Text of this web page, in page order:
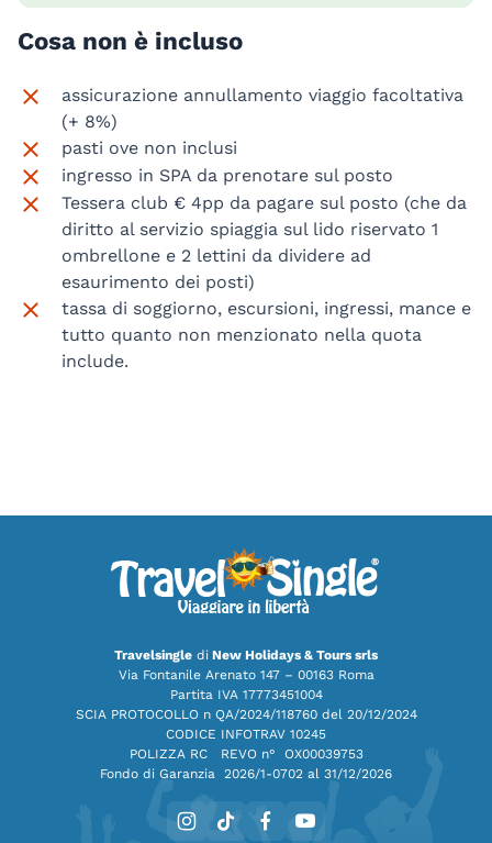
Cosa non è incluso
assicurazione annullamento viaggio facoltativa
(+ 8%)
pasti ove non inclusi
ingresso in SPA da prenotare sul posto
Tessera club € 4pp da pagare sul posto (che da
diritto al servizio spiaggia sul lido riservato 1
ombrellone e 2 lettini da dividere ad
esaurimento dei posti)
tassa di soggiorno, escursioni, ingressi, mance e
tutto quanto non menzionato nella quota
include.
Travelsingle di New Holidays & Tours srls
Via Fontanile Arenato 147 – 00163 Roma
Partita IVA 17773451004
SCIA PROTOCOLLO n QA/2024/118760 del 20/12/2024
CODICE INFOTRAV 10245
POLIZZA RC REVO n° OX00039753
Fondo di Garanzia 2026/1-0702 al 31/12/2026